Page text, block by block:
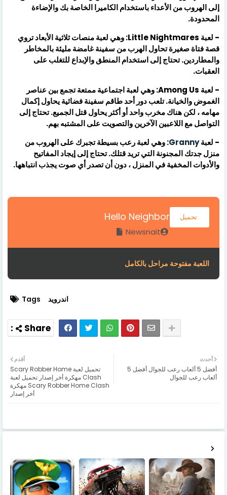
إلى الهروب من الأعداء باستخدام الكاميرا الخاصة بك والإضاءة
المحدودة.
- لعبة Little Nightmares: وهي لعبة منصات ثلاثية الأبعاد تروي
قصة فتاة صغيرة تحاول الهرب من سفينة غامضة مليئة بالمخاطر
والمطاردين. تحتاج إلى استخدام المنطق والإبداع للتغلب على
العقبات.
- لعبة Among Us: وهي لعبة اجتماعية ممتعة تجمع بين عناصر
الغموض والخيانة. تلعب دور أحد طاقم سفينة فضائية يحاول إكمال
مهامه ، لكن هناك مخرب واحد أو أكثر يحاول قتل الجميع. تحتاج إلى
التواصل مع اللاعبين الآخرين والتصويت على المشتبه بهم.
- لعبةGranny: وهي لعبة رعب بسيطة تجبرك على الهروب من
منزل جدتك المجنونة التي تريد قتلك. تحتاج إلى إيجاد المفاتيح
والأدوات المخفية في المنزل ، دون أن تصدر أي صوت يجذب انتباهها.
Hello Neighbor تحميل
Newsnait
اللعبة مفتوحة مراحل بالكامل
Tags اندرويد
أحدث
أفضل 5 ألعاب رعب للجوال أفضل 5
ألعاب رعب للجوال
أقدم
تحميل لعبة Scary Robber Home
Clash مهكرة أخر إصدار تحميل لعبة
Scary Robber Home Clash مهكرة
أخر إصدار